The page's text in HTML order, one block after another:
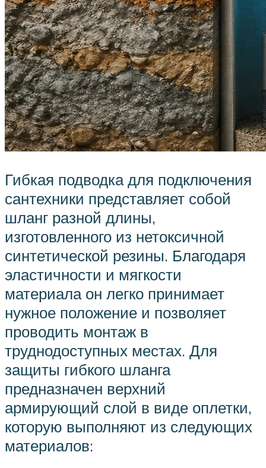
Гибкая подводка для подключения
сантехники представляет собой
шланг разной длины,
изготовленного из нетоксичной
синтетической резины. Благодаря
эластичности и мягкости
материала он легко принимает
нужное положение и позволяет
проводить монтаж в
труднодоступных местах. Для
защиты гибкого шланга
предназначен верхний
армирующий слой в виде оплетки,
которую выполняют из следующих
материалов: